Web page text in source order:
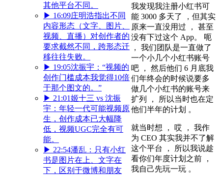
其他平台不同。
▶ 16:09庄明浩指出不同
内容形态（文字、图片、
视频、直播）对创作者的
要求截然不同，跨形态迁
移往往失败。
▶ 19:05沈振宇：“视频的
创作门槛成本我觉得10倍
于那个图文的。”
▶ 21:01姬十三 vs 沈振
宇：年轻一代可能视频原
生，创作成本已大幅降
低，视频UGC完全有可
能。
▶ 22:54潘乱：只有小红
书是图片在上、文字在
下，区别于微博和朋友
我发现我注册小红书可
能 3000 多天了 ，但其实
原来一直没用过 ， 甚至
没有下过这个 App。 呃
， 我们团队是一直做了
一个小几个小红书账号
吧 ， 然后他们 6 月底我
们年终会的时候说要多
做几个小红书的账号来
扩列 ， 所以当时也在定
他们半年的计划 。
就当时想 ， 哎 ， 我作
为 CEO 其实我并不了解
这个平台 ， 所以我说趁
看你们年度计划之前 ，
我自己先玩一玩 。